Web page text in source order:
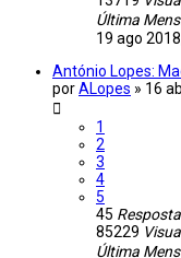
Última
19 ago
António Lopes:
porALopes » 16
1
2
3
4
5
45
85229
Última